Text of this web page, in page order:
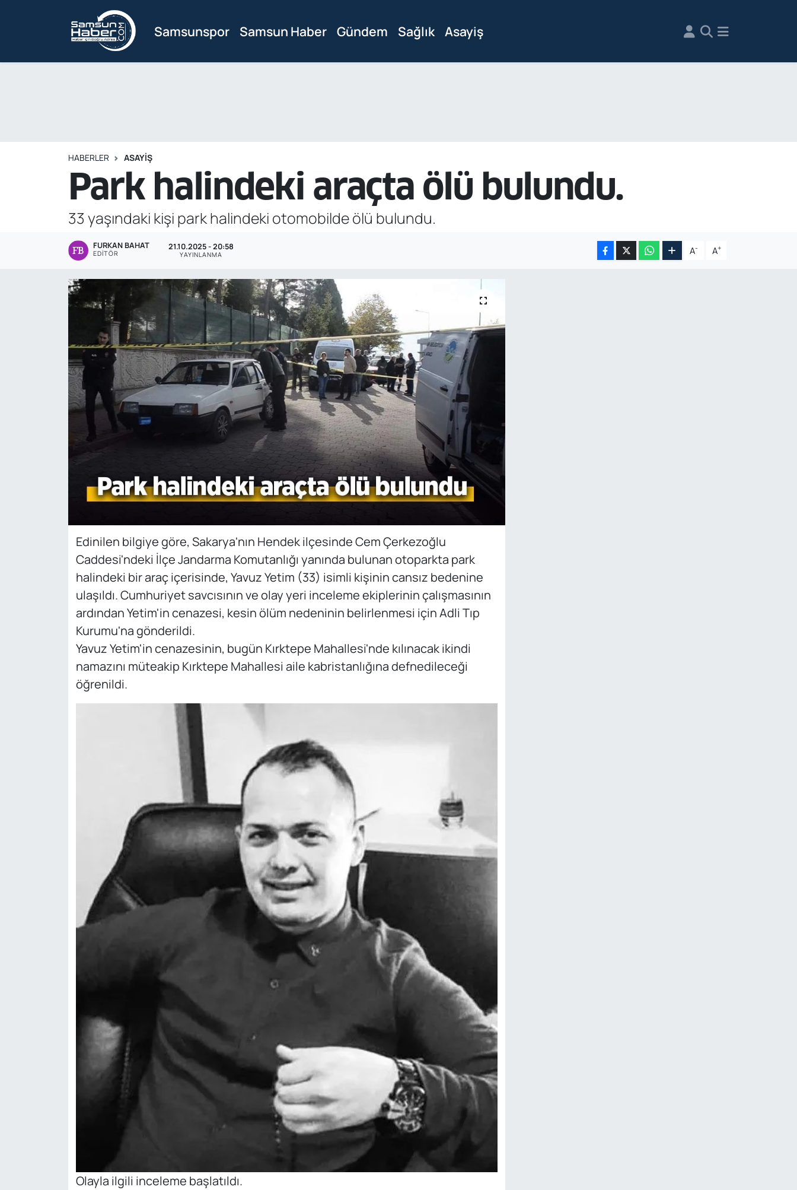
Samsunspor Samsun Haber Gündem Sağlık Asayiş
HABERLER ASAYIŞ
Park halindeki araçta ölü bulundu.
33 yaşındaki kişi park halindeki otomobilde ölü bulundu.
FURKAN BAHAT
EDITÖR
21.10.2025 - 20:58
YAYINLANMA A- A+
Edinilen bilgiye göre, Sakarya'nın Hendek ilçesinde Cem Çerkezoğlu
Caddesi'ndeki İlçe Jandarma Komutanlığı yanında bulunan otoparkta park
halindeki bir araç içerisinde, Yavuz Yetim (33) isimli kişinin cansız bedenine
ulaşıldı. Cumhuriyet savcısının ve olay yeri inceleme ekiplerinin çalışmasının
ardından Yetim'in cenazesi, kesin ölüm nedeninin belirlenmesi için Adli Tıp
Kurumu'na gönderildi.
Yavuz Yetim'in cenazesinin, bugün Kırktepe Mahallesi'nde kılınacak ikindi
namazını müteakip Kırktepe Mahallesi aile kabristanlığına defnedileceği
öğrenildi.
Olayla ilgili inceleme başlatıldı.
Samsunspor
Ekonomi
Özel Haber
POLİTİKA
Siyaset
Hava Durumu
Son Dakika Haberleri
Haber Arşivi